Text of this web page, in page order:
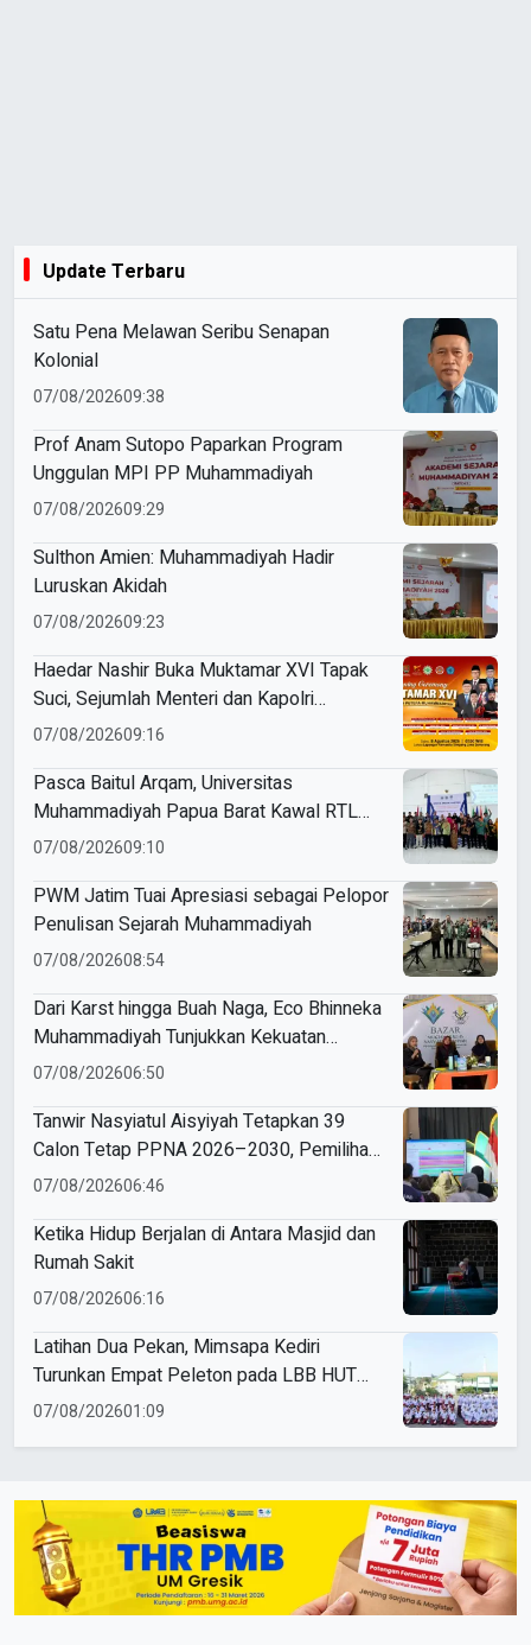
Update Terbaru
Satu Pena Melawan Seribu Senapan
Kolonial
07/08/202609:38
Prof Anam Sutopo Paparkan Program
Unggulan MPI PP Muhammadiyah
07/08/202609:29
Sulthon Amien: Muhammadiyah Hadir
Luruskan Akidah
07/08/202609:23
Haedar Nashir Buka Muktamar XVI Tapak
Suci, Sejumlah Menteri dan Kapolri
Dijadwalkan Hadir
07/08/202609:16
Pasca Baitul Arqam, Universitas
Muhammadiyah Papua Barat Kawal RTL
Peserta Selama Enam Bulan
07/08/202609:10
PWM Jatim Tuai Apresiasi sebagai Pelopor
Penulisan Sejarah Muhammadiyah
07/08/202608:54
Dari Karst hingga Buah Naga, Eco Bhinneka
Muhammadiyah Tunjukkan Kekuatan
Potensi Lokal di Muktamar Nasyiatul
07/08/202606:50
Tanwir Nasyiatul Aisyiyah Tetapkan 39
Calon Tetap PPNA 2026–2030, Pemilihan
Gunakan Sistem E-Voting
07/08/202606:46
Ketika Hidup Berjalan di Antara Masjid dan
Rumah Sakit
07/08/202606:16
Latihan Dua Pekan, Mimsapa Kediri
Turunkan Empat Peleton pada LBB HUT
Ke-81 RI Kecamatan Pare
07/08/202601:09